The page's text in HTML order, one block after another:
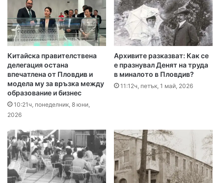
Китайска правителствена
делегация остана
впечатлена от Пловдив и
модела му за връзка между
образование и бизнес
10:21ч, понеделник, 8 юни,
2026
Архивите разказват: Как се
е празнувал Денят на труда
в миналото в Пловдив?
11:12ч, петък, 1 май, 2026